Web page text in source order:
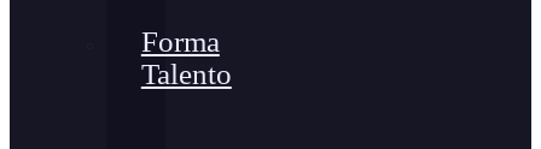
Forma
Talento